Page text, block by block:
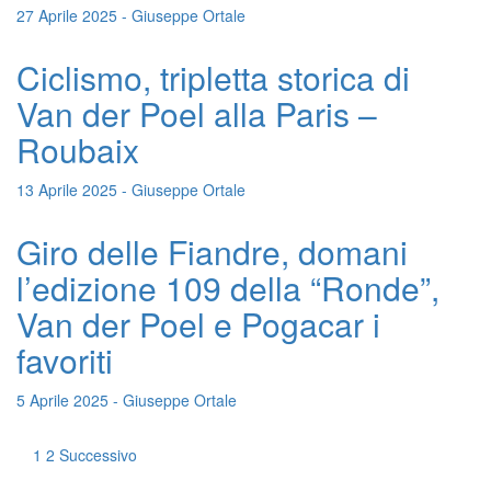
27 Aprile 2025 - Giuseppe Ortale
Ciclismo, tripletta storica di
Van der Poel alla Paris –
Roubaix
13 Aprile 2025 - Giuseppe Ortale
Giro delle Fiandre, domani
l’edizione 109 della “Ronde”,
Van der Poel e Pogacar i
favoriti
5 Aprile 2025 - Giuseppe Ortale
1 2 Successivo